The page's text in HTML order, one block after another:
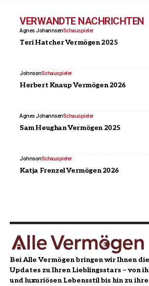
VERWANDTE NACHRICHTEN
Agnes JohannsenSchauspieler
Teri Hatcher Vermögen 2025
JohnsonSchauspieler
Herbert Knaup Vermögen 2026
Agnes JohannsenSchauspieler
Sam Heughan Vermögen 2025
JohnsonSchauspieler
Katja Frenzel Vermögen 2026
Bei Alle Vermögen bringen wir Ihnen
Updates zu Ihren Lieblingsstars – von
und luxuriösen Lebensstil bis hin zu